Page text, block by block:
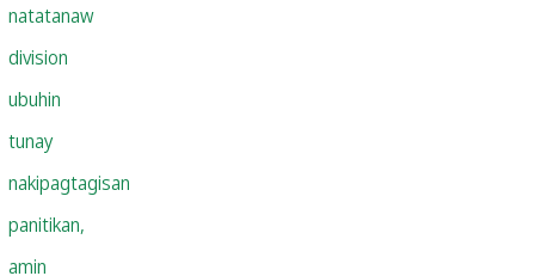
natatanaw
division
ubuhin
tunay
nakipagtagisan
panitikan,
amin